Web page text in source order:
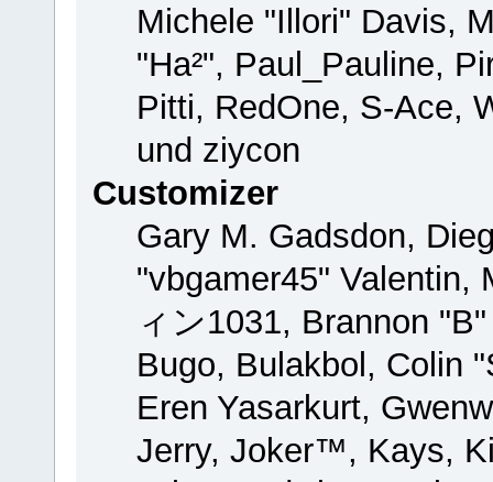
Michele "Illori" Davis,
"Ha²", Paul_Pauline,
Pitti, RedOne, S-Ace,
und ziycon
Customizer
Gary M. Gadsdon,
"vbgamer45"
ィン1031, Brannon
Bugo, Bulakbol, Colin
Eren Yasarkurt,
Jerry, Joker™, Kays,